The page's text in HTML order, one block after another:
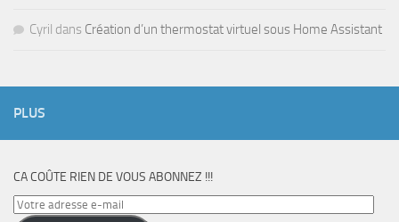
Cyril dans Création d’un thermostat virtuel sous Home Assistant
PLUS
CA COÛTE RIEN DE VOUS ABONNEZ !!!
Votre